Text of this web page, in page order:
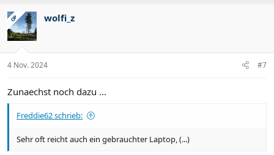
OP wolfi_z
4 Nov. 2024 #7
Zunaechst noch dazu ...
Freddie62 schrieb:
Sehr oft reicht auch ein gebrauchter Laptop, (...)